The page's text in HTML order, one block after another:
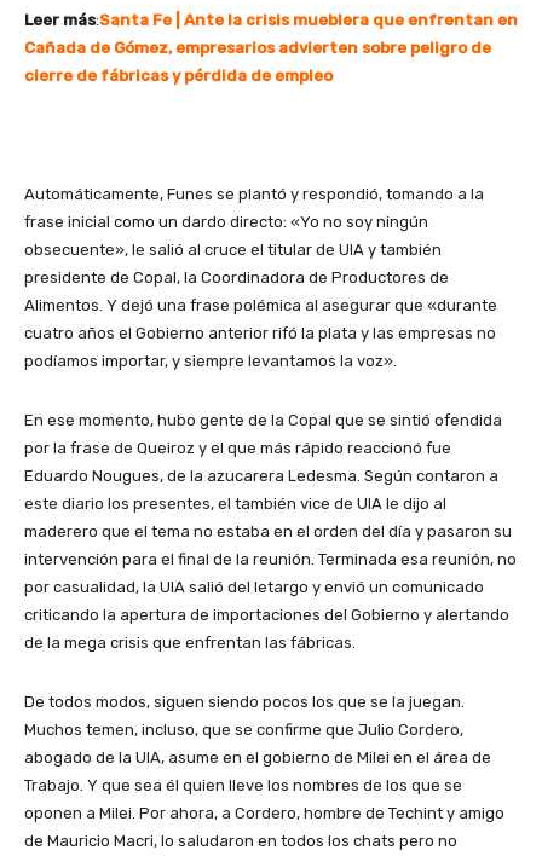
Leer más:Santa Fe | Ante la crisis mueblera que enfrentan en
Cañada de Gómez, empresarios advierten sobre peligro de
cierre de fábricas y pérdida de empleo
Automáticamente, Funes se plantó y respondió, tomando a la
frase inicial como un dardo directo: «Yo no soy ningún
obsecuente», le salió al cruce el titular de UIA y también
presidente de Copal, la Coordinadora de Productores de
Alimentos. Y dejó una frase polémica al asegurar que «durante
cuatro años el Gobierno anterior rifó la plata y las empresas no
podíamos importar, y siempre levantamos la voz».
En ese momento, hubo gente de la Copal que se sintió ofendida
por la frase de Queiroz y el que más rápido reaccionó fue
Eduardo Nougues, de la azucarera Ledesma. Según contaron a
este diario los presentes, el también vice de UIA le dijo al
maderero que el tema no estaba en el orden del día y pasaron su
intervención para el final de la reunión. Terminada esa reunión, no
por casualidad, la UIA salió del letargo y envió un comunicado
criticando la apertura de importaciones del Gobierno y alertando
de la mega crisis que enfrentan las fábricas.
De todos modos, siguen siendo pocos los que se la juegan.
Muchos temen, incluso, que se confirme que Julio Cordero,
abogado de la UIA, asume en el gobierno de Milei en el área de
Trabajo. Y que sea él quien lleve los nombres de los que se
oponen a Milei. Por ahora, a Cordero, hombre de Techint y amigo
de Mauricio Macri, lo saludaron en todos los chats pero no